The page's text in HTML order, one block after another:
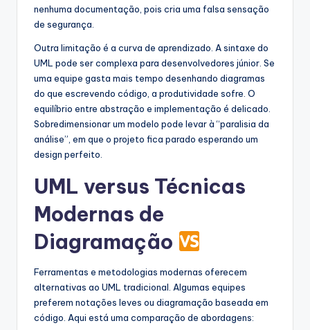
nenhuma documentação, pois cria uma falsa sensação
de segurança.
Outra limitação é a curva de aprendizado. A sintaxe do
UML pode ser complexa para desenvolvedores júnior. Se
uma equipe gasta mais tempo desenhando diagramas
do que escrevendo código, a produtividade sofre. O
equilíbrio entre abstração e implementação é delicado.
Sobredimensionar um modelo pode levar à “paralisia da
análise”, em que o projeto fica parado esperando um
design perfeito.
UML versus Técnicas
Modernas de
Diagramação
Ferramentas e metodologias modernas oferecem
alternativas ao UML tradicional. Algumas equipes
preferem notações leves ou diagramação baseada em
código. Aqui está uma comparação de abordagens: